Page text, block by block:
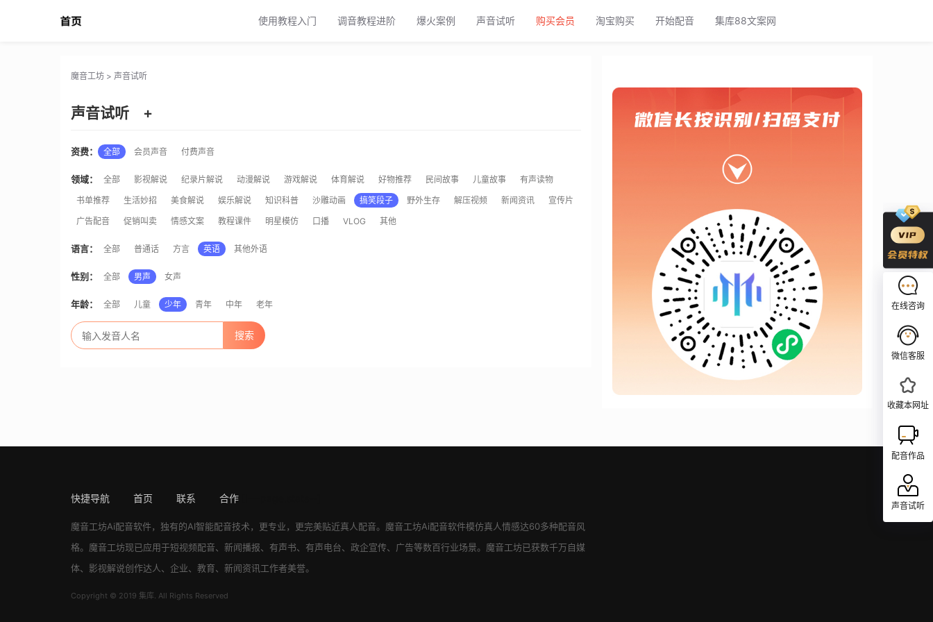
魔音工坊声音试听 使用教程入门 调音教程进阶 爆火案例 声音试听 购买会员 淘宝购买 开始配音 集库88文案网
魔音工坊 > 声音试听
声音试听 +
资费： 全部 会员声音 付费声音
领域： 全部 影视解说 纪录片解说 动漫解说 游戏解说 体育解说 好物推荐 民间故事 儿童故事
有声读物
书单推荐
生活妙招 美食解说 娱乐解说 知识科普 沙雕动画 搞笑段子 野外生存 解压视频 新闻资讯
宣传片
广告配音
促销叫卖 情感文案 教程课件 明星模仿 口播 VLOG 其他
语言： 全部 普通话 方言 英语 其他外语
性别： 全部 男声 女声
年龄： 全部 儿童 少年 青年 中年 老年
快捷导航 首页 联系 合作
魔音工坊Ai配音软件，独有的AI智能配音技术，更专业，更完美贴近真人配音。 魔音工坊Ai配音软件模仿真人情感达60多种配音风
格。 魔音工坊现已应用于短视频配音、新闻播报、有声书、有声电台、政企宣传、广告等数百行业场景。 魔音工坊已获数千万自媒
体、影视解说创作达人、企业、教育、新闻资讯工作者美誉。
Copyright © 2019 集库. All Rights Reserved
在线咨询
微信客服
收藏本网址
配音作品
声音试听